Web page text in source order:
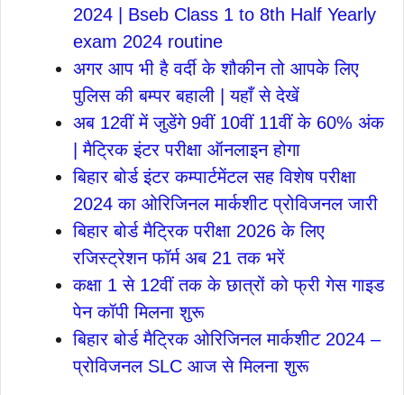
2024 | Bseb Class 1 to 8th Half Yearly
exam 2024 routine
अगर आप भी है वर्दी के शौकीन तो आपके लिए
पुलिस की बम्पर बहाली | यहाँ से देखें
अब 12वीं में जुडेंगे 9वीं 10वीं 11वीं के 60% अंक
| मैट्रिक इंटर परीक्षा ऑनलाइन होगा
बिहार बोर्ड इंटर कम्पार्टमेंटल सह विशेष परीक्षा
2024 का ओरिजिनल मार्कशीट प्रोविजनल जारी
बिहार बोर्ड मैट्रिक परीक्षा 2026 के लिए
रजिस्ट्रेशन फॉर्म अब 21 तक भरें
कक्षा 1 से 12वीं तक के छात्रों को फ्री गेस गाइड
पेन कॉपी मिलना शुरू
बिहार बोर्ड मैट्रिक ओरिजिनल मार्कशीट 2024 –
प्रोविजनल SLC आज से मिलना शुरू